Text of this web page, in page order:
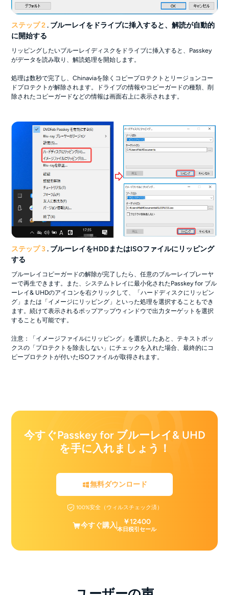
ステップ 2. ブルーレイをドライブに挿入すると、解読が自動的
に開始する
リッピングしたいブルーレイディスクをドライブに挿入すると、Passkey
がデータを読み取り、解読処理を開始します。
処理は数秒で完了し、Chinaviaを除くコピープロテクトとリージョンコー
ドプロテクトが解除されます。ドライブの情報やコピーガードの種類、削
除されたコピーガードなどの情報は画面右上に表示されます。
ステップ 3 . ブルーレイをHDDまたはISOファイルにリッピング
する
ブルーレイコピーガードの解除が完了したら、任意のブルーレイプレーヤ
ーで再生できます。また、システムトレイに最小化されたPasskey for ブル
ーレイ& UHDのアイコンを右クリックして、「ハードディスクにリッピン
グ」または「イメージにリッピング」といった処理を選択することもでき
ます。続けて表示されるポップアップウィンドウで出力ターゲットを選択
することも可能です。
注意：「イメージファイルにリッピング」を選択したあと、テキストボッ
クスの「プロテクトを除去しない」にチェックを入れた場合、最終的にコ
ピープロテクトが付いたISOファイルが取得されます。
今すぐPasskey for ブルーレイ& UHD
を手に入れましょう！
無料ダウンロード
100%安全（ウィルスチェック済）
今すぐ購入 ￥12400
本日税引セール